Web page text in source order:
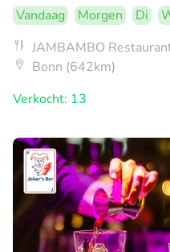
Vandaag Morgen Di
JAMBAMBO
Bonn (642km)
Verkocht: 13